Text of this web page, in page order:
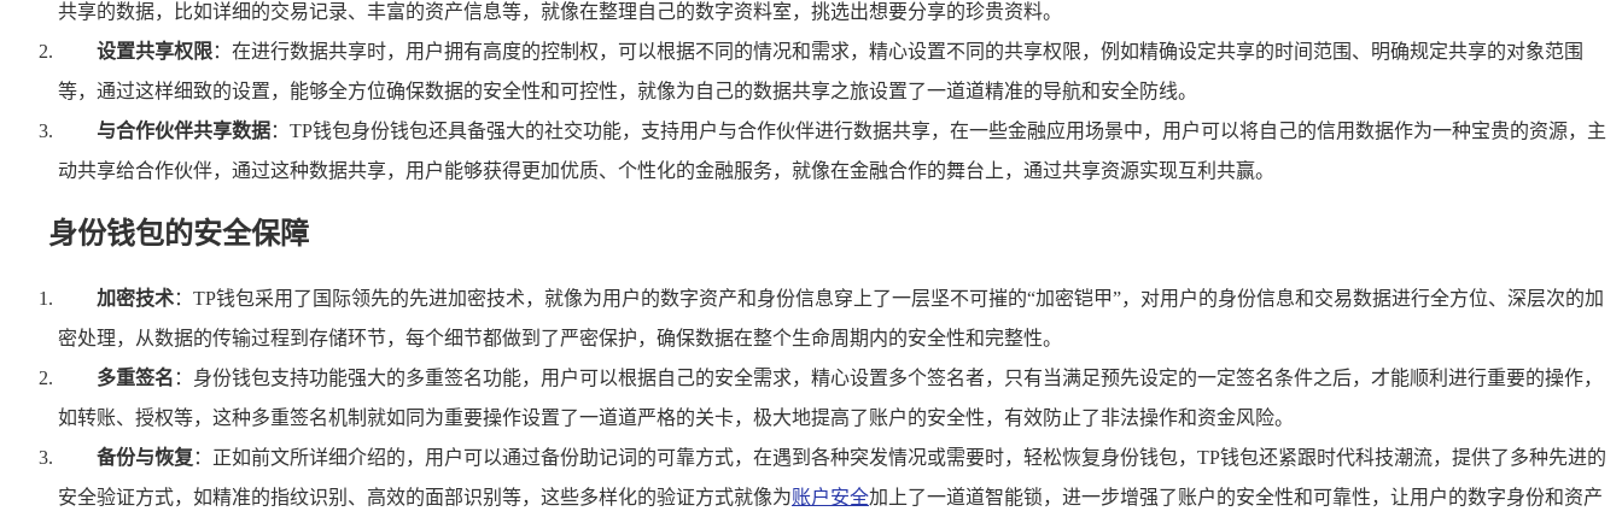
共享的数据，比如详细的交易记录、丰富的资产信息等，就像在整理自己的数字资料室，挑选出想要分享的珍贵资料。
设置共享权限：在进行数据共享时，用户拥有高度的控制权，可以根据不同的情况和需求，精心设置不同的共享权限，例如精确设定共享的时间范围、明确规定共享的对象范围
等，通过这样细致的设置，能够全方位确保数据的安全性和可控性，就像为自己的数据共享之旅设置了一道道精准的导航和安全防线。
与合作伙伴共享数据：TP钱包身份钱包还具备强大的社交功能，支持用户与合作伙伴进行数据共享，在一些金融应用场景中，用户可以将自己的信用数据作为一种宝贵的资源，主
动共享给合作伙伴，通过这种数据共享，用户能够获得更加优质、个性化的金融服务，就像在金融合作的舞台上，通过共享资源实现互利共赢。
身份钱包的安全保障
加密技术：TP钱包采用了国际领先的先进加密技术，就像为用户的数字资产和身份信息穿上了一层坚不可摧的“加密铠甲”，对用户的身份信息和交易数据进行全方位、深层次的加
密处理，从数据的传输过程到存储环节，每个细节都做到了严密保护，确保数据在整个生命周期内的安全性和完整性。
多重签名 ：身份钱包支持功能强大的多重签名功能，用户可以根据自己的安全需求，精心设置多个签名者，只有当满足预先设定的一定签名条件之后，才能顺利进行重要的操作，
如转账、授权等，这种多重签名机制就如同为重要操作设置了一道道严格的关卡，极大地提高了账户的安全性，有效防止了非法操作和资金风险。
备份与恢复 ：正如前文所详细介绍的，用户可以通过备份助记词的可靠方式，在遇到各种突发情况或需要时，轻松恢复身份钱包，TP钱包还紧跟时代科技潮流，提供了多种先进的
安全验证方式，如精准的指纹识别、高效的面部识别等，这些多样化的验证方式就像为账户安全加上了一道道智能锁，进一步增强了账户的安全性和可靠性，让用户的数字身份和资产